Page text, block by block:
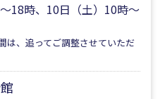
18時、10日（土）10時～
は、追ってご調整させていただ